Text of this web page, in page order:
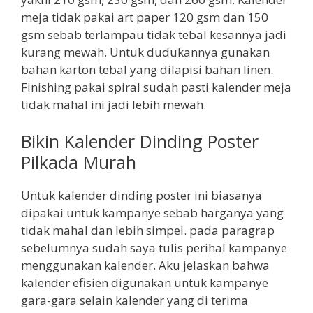
meja tidak pakai art paper 120 gsm dan 150
gsm sebab terlampau tidak tebal kesannya jadi
kurang mewah. Untuk dudukannya gunakan
bahan karton tebal yang dilapisi bahan linen.
Finishing pakai spiral sudah pasti kalender meja
tidak mahal ini jadi lebih mewah.
Bikin Kalender Dinding Poster
Pilkada Murah
Untuk kalender dinding poster ini biasanya
dipakai untuk kampanye sebab harganya yang
tidak mahal dan lebih simpel. pada paragrap
sebelumnya sudah saya tulis perihal kampanye
menggunakan kalender. Aku jelaskan bahwa
kalender efisien digunakan untuk kampanye
gara-gara selain kalender yang di terima